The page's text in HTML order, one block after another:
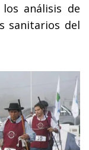
análisis de
sanitarios del